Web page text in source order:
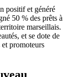
positif et généré
50 % des prêts à
marseillais.
et se dote de
promoteurs